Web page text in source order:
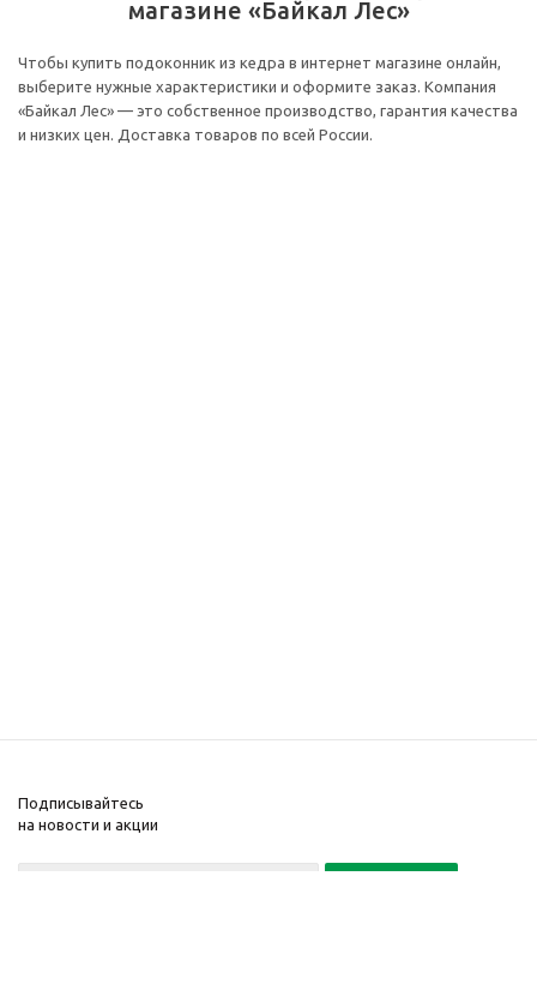
магазине «Байкал Лес»
Чтобы купить подоконник из кедра в интернет магазине онлайн,
выберите нужные характеристики и оформите заказ. Компания
«Байкал Лес» — это собственное производство, гарантия качества
и низких цен. Доставка товаров по всей России.
Подписывайтесь
на новости и акции